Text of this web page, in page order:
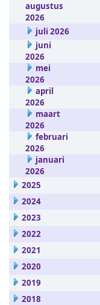
augustus
2026
juli 2026
juni
2026
mei
2026
april
2026
maart
2026
februari
2026
januari
2026
2025
2024
2023
2022
2021
2020
2019
2018